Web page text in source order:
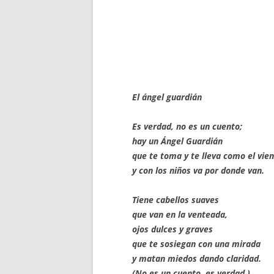
El ángel guardián
Es verdad, no es un cuento;
hay un Ángel Guardián
que te toma y te lleva como el
y con los niños va por donde van.
Tiene cabellos suaves
que van en la venteada,
ojos dulces y graves
que te sosiegan con una mirada
y matan miedos dando claridad.